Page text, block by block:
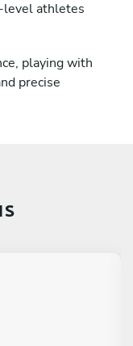
level athletes
playing with
precise